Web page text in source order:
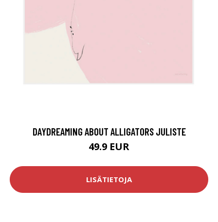
DAYDREAMING ABOUT ALLIGATORS JULISTE
49.9 EUR
LISÄTIETOJA